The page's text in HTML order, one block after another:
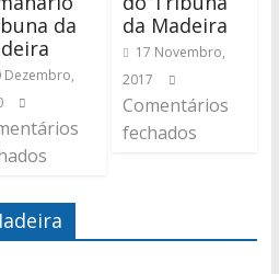
da
Dezembro,
da Madeira
17 Novembro,
2017
Comentários
fechados